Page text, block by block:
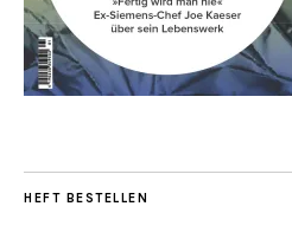
HEFT BESTELLEN